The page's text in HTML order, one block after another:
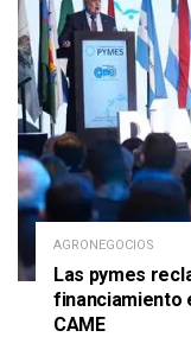
AGRONEGOCIOS
Las pymes
financiamiento
CAME